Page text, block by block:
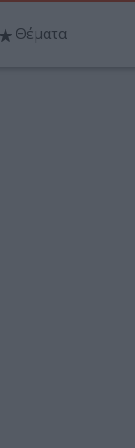
Θέματα